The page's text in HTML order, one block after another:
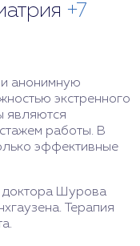
+7
и анонимную
экстренного
являются
работы. В
эффективные
доктора Шурова
Терапия